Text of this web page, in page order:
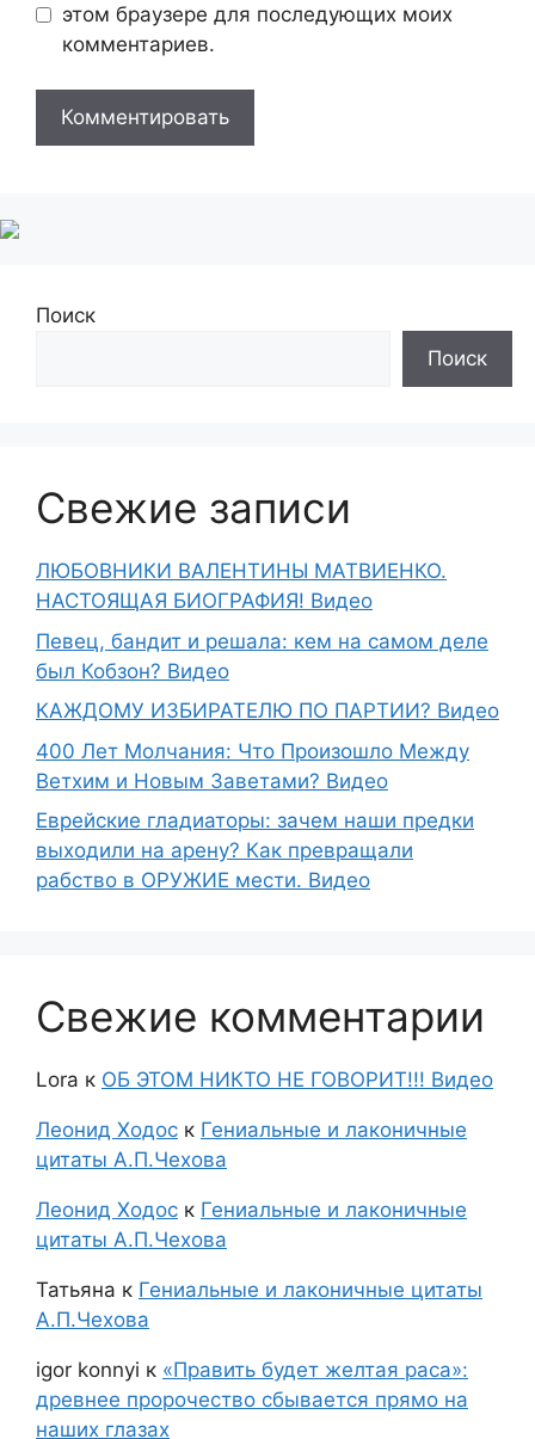
этом браузере для последующих моих
комментариев.
Поиск
Поиск
Свежие записи
ЛЮБОВНИКИ ВАЛЕНТИНЫ МАТВИЕНКО.
НАСТОЯЩАЯ БИОГРАФИЯ! Видео
Певец, бандит и решала: кем на самом деле
был Кобзон? Видео
КАЖДОМУ ИЗБИРАТЕЛЮ ПО ПАРТИИ? Видео
400 Лет Молчания: Что Произошло Между
Ветхим и Новым Заветами? Видео
Еврейские гладиаторы: зачем наши предки
выходили на арену? Как превращали
рабство в ОРУЖИЕ мести. Видео
Свежие комментарии
Lora к ОБ ЭТОМ НИКТО НЕ ГОВОРИТ!!! Видео
Леонид Ходос к Гениальные и лаконичные
цитаты А.П.Чехова
Леонид Ходос к Гениальные и лаконичные
цитаты А.П.Чехова
Татьяна к Гениальные и лаконичные цитаты
А.П.Чехова
igor konnyi к «Править будет желтая раса»:
древнее пророчество сбывается прямо на
наших глазах